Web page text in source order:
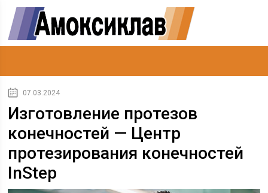
07.03.2024
Изготовление протезов
конечностей — Центр
протезирования конечностей
InStep